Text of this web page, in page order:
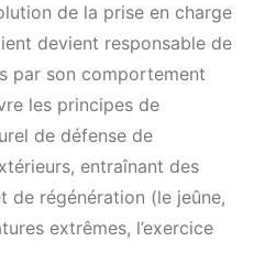
de la prise en charge
devient responsable de
par son comportement
les principes de
de défense de
entraînant des
de régénération (le jeûne,
extrêmes, l’exercice